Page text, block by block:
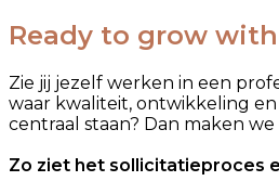
Ready to grow
Zie jij jezelf werken in een
waar kwaliteit, ontwikkeling
centraal staan? Dan maken
Zo ziet het sollicitatieproces